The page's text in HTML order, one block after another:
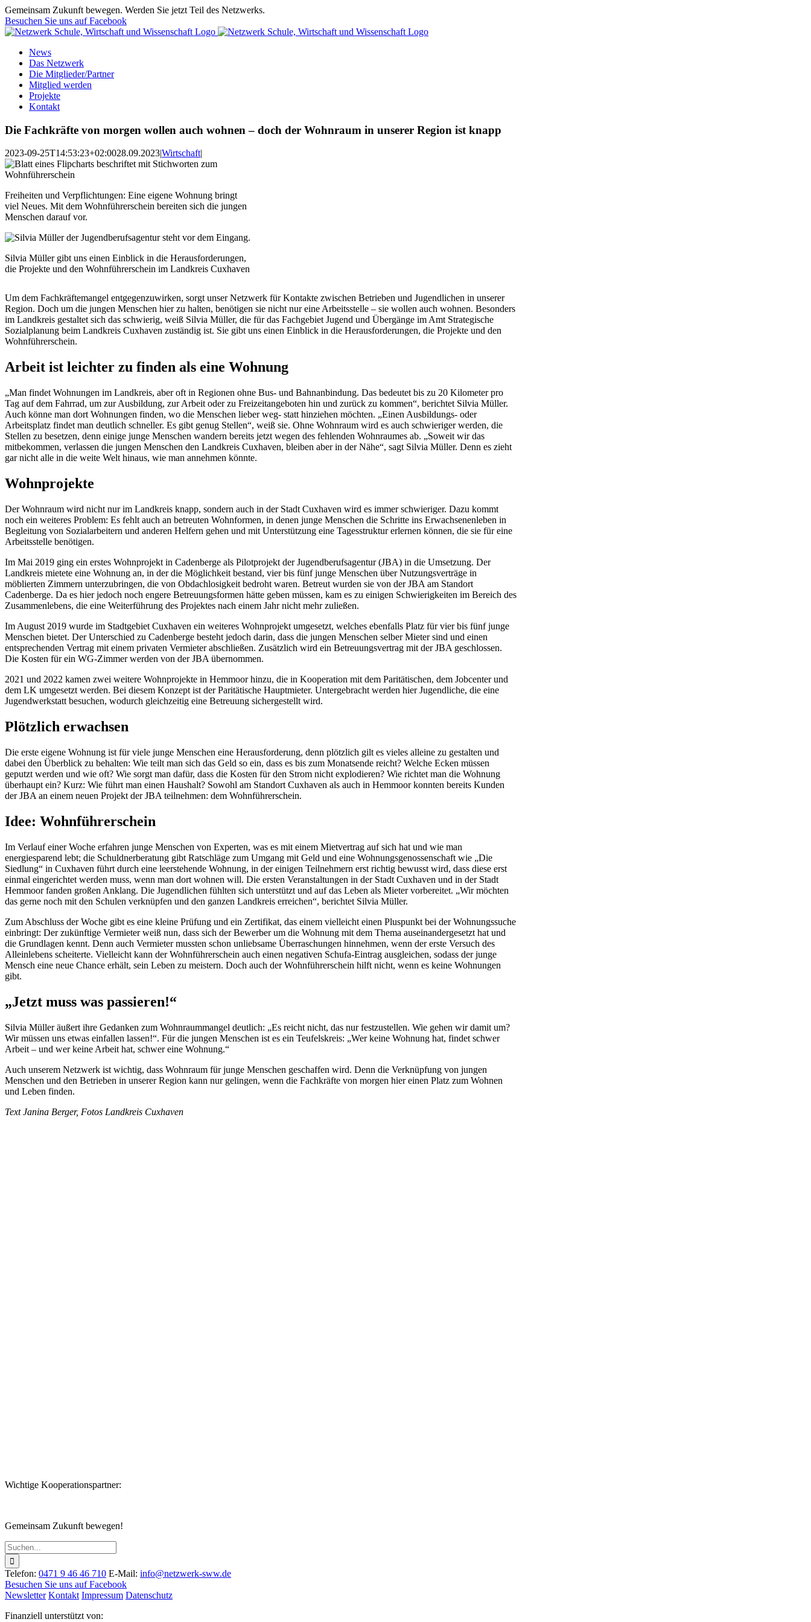
Zum
Inhalt
springen
Gemeinsam Zukunft bewegen. Werden Sie jetzt Teil des Netzwerks.
Besuchen Sie uns auf Facebook
News
Das Netzwerk
Die Mitglieder/Partner
Mitglied werden
Projekte
Kontakt
Die Fachkräfte von morgen wollen auch wohnen – doch der Wohnraum in unserer Region ist knapp
2023-09-25T14:53:23+02:0028.09.2023|Wirtschaft|
Freiheiten und Verpflichtungen: Eine eigene Wohnung bringt
viel Neues. Mit dem Wohnführerschein bereiten sich die jungen
Menschen darauf vor.
Silvia Müller gibt uns einen Einblick in die Herausforderungen,
die Projekte und den Wohnführerschein im Landkreis Cuxhaven
Um dem Fachkräftemangel entgegenzuwirken, sorgt unser Netzwerk für Kontakte zwischen Betrieben und Jugendlichen in unserer
Region. Doch um die jungen Menschen hier zu halten, benötigen sie nicht nur eine Arbeitsstelle – sie wollen auch wohnen. Besonders
im Landkreis gestaltet sich das schwierig, weiß Silvia Müller, die für das Fachgebiet Jugend und Übergänge im Amt Strategische
Sozialplanung beim Landkreis Cuxhaven zuständig ist. Sie gibt uns einen Einblick in die Herausforderungen, die Projekte und den
Wohnführerschein.
Arbeit ist leichter zu finden als eine Wohnung
„Man findet Wohnungen im Landkreis, aber oft in Regionen ohne Bus- und Bahnanbindung. Das bedeutet bis zu 20 Kilometer pro
Tag auf dem Fahrrad, um zur Ausbildung, zur Arbeit oder zu Freizeitangeboten hin und zurück zu kommen“, berichtet Silvia Müller.
Auch könne man dort Wohnungen finden, wo die Menschen lieber weg- statt hinziehen möchten. „Einen Ausbildungs- oder
Arbeitsplatz findet man deutlich schneller. Es gibt genug Stellen“, weiß sie. Ohne Wohnraum wird es auch schwieriger werden, die
Stellen zu besetzen, denn einige junge Menschen wandern bereits jetzt wegen des fehlenden Wohnraumes ab. „Soweit wir das
mitbekommen, verlassen die jungen Menschen den Landkreis Cuxhaven, bleiben aber in der Nähe“, sagt Silvia Müller. Denn es zieht
gar nicht alle in die weite Welt hinaus, wie man annehmen könnte.
Wohnprojekte
Der Wohnraum wird nicht nur im Landkreis knapp, sondern auch in der Stadt Cuxhaven wird es immer schwieriger. Dazu kommt
noch ein weiteres Problem: Es fehlt auch an betreuten Wohnformen, in denen junge Menschen die Schritte ins Erwachsenenleben in
Begleitung von Sozialarbeitern und anderen Helfern gehen und mit Unterstützung eine Tagesstruktur erlernen können, die sie für eine
Arbeitsstelle benötigen.
Im Mai 2019 ging ein erstes Wohnprojekt in Cadenberge als Pilotprojekt der Jugendberufsagentur (JBA) in die Umsetzung. Der
Landkreis mietete eine Wohnung an, in der die Möglichkeit bestand, vier bis fünf junge Menschen über Nutzungsverträge in
möblierten Zimmern unterzubringen, die von Obdachlosigkeit bedroht waren. Betreut wurden sie von der JBA am Standort
Cadenberge. Da es hier jedoch noch engere Betreuungsformen hätte geben müssen, kam es zu einigen Schwierigkeiten im Bereich des
Zusammenlebens, die eine Weiterführung des Projektes nach einem Jahr nicht mehr zuließen.
Im August 2019 wurde im Stadtgebiet Cuxhaven ein weiteres Wohnprojekt umgesetzt, welches ebenfalls Platz für vier bis fünf junge
Menschen bietet. Der Unterschied zu Cadenberge besteht jedoch darin, dass die jungen Menschen selber Mieter sind und einen
entsprechenden Vertrag mit einem privaten Vermieter abschließen. Zusätzlich wird ein Betreuungsvertrag mit der JBA geschlossen.
Die Kosten für ein WG-Zimmer werden von der JBA übernommen.
2021 und 2022 kamen zwei weitere Wohnprojekte in Hemmoor hinzu, die in Kooperation mit dem Paritätischen, dem Jobcenter und
dem LK umgesetzt werden. Bei diesem Konzept ist der Paritätische Hauptmieter. Untergebracht werden hier Jugendliche, die eine
Jugendwerkstatt besuchen, wodurch gleichzeitig eine Betreuung sichergestellt wird.
Plötzlich erwachsen
Die erste eigene Wohnung ist für viele junge Menschen eine Herausforderung, denn plötzlich gilt es vieles alleine zu gestalten und
dabei den Überblick zu behalten: Wie teilt man sich das Geld so ein, dass es bis zum Monatsende reicht? Welche Ecken müssen
geputzt werden und wie oft? Wie sorgt man dafür, dass die Kosten für den Strom nicht explodieren? Wie richtet man die Wohnung
überhaupt ein? Kurz: Wie führt man einen Haushalt? Sowohl am Standort Cuxhaven als auch in Hemmoor konnten bereits Kunden
der JBA an einem neuen Projekt der JBA teilnehmen: dem Wohnführerschein.
Idee: Wohnführerschein
Im Verlauf einer Woche erfahren junge Menschen von Experten, was es mit einem Mietvertrag auf sich hat und wie man
energiesparend lebt; die Schuldnerberatung gibt Ratschläge zum Umgang mit Geld und eine Wohnungsgenossenschaft wie „Die
Siedlung“ in Cuxhaven führt durch eine leerstehende Wohnung, in der einigen Teilnehmern erst richtig bewusst wird, dass diese erst
einmal eingerichtet werden muss, wenn man dort wohnen will. Die ersten Veranstaltungen in der Stadt Cuxhaven und in der Stadt
Hemmoor fanden großen Anklang. Die Jugendlichen fühlten sich unterstützt und auf das Leben als Mieter vorbereitet. „Wir möchten
das gerne noch mit den Schulen verknüpfen und den ganzen Landkreis erreichen“, berichtet Silvia Müller.
Zum Abschluss der Woche gibt es eine kleine Prüfung und ein Zertifikat, das einem vielleicht einen Pluspunkt bei der Wohnungssuche
einbringt: Der zukünftige Vermieter weiß nun, dass sich der Bewerber um die Wohnung mit dem Thema auseinandergesetzt hat und
die Grundlagen kennt. Denn auch Vermieter mussten schon unliebsame Überraschungen hinnehmen, wenn der erste Versuch des
Alleinlebens scheiterte. Vielleicht kann der Wohnführerschein auch einen negativen Schufa-Eintrag ausgleichen, sodass der junge
Mensch eine neue Chance erhält, sein Leben zu meistern. Doch auch der Wohnführerschein hilft nicht, wenn es keine Wohnungen
gibt.
„Jetzt muss was passieren!“
Silvia Müller äußert ihre Gedanken zum Wohnraummangel deutlich: „Es reicht nicht, das nur festzustellen. Wie gehen wir damit um?
Wir müssen uns etwas einfallen lassen!“. Für die jungen Menschen ist es ein Teufelskreis: „Wer keine Wohnung hat, findet schwer
Arbeit – und wer keine Arbeit hat, schwer eine Wohnung.“
Auch unserem Netzwerk ist wichtig, dass Wohnraum für junge Menschen geschaffen wird. Denn die Verknüpfung von jungen
Menschen und den Betrieben in unserer Region kann nur gelingen, wenn die Fachkräfte von morgen hier einen Platz zum Wohnen
und Leben finden.
Text Janina Berger, Fotos Landkreis Cuxhaven
Wichtige Kooperationspartner:
Gemeinsam Zukunft bewegen!
Suche
nach:
Telefon: 0471 9 46 46 710 E-Mail: info@netzwerk-sww.de
Besuchen Sie uns auf Facebook
Newsletter Kontakt Impressum Datenschutz
Finanziell unterstützt von: